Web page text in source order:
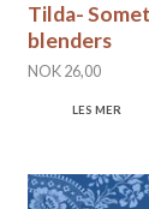
Tilda-
blenders
NOK 26,00
LES MER